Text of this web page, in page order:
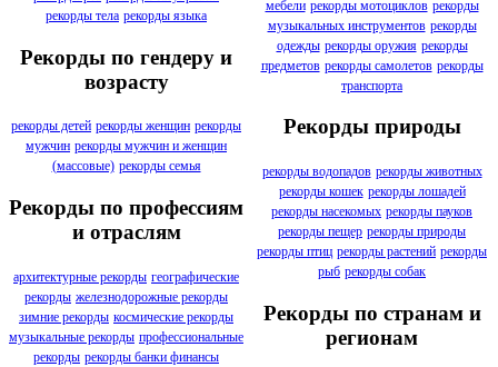
рекорды тела рекорды языка
Рекорды по гендеру и
возрасту
рекорды детей рекорды женщин рекорды
мужчин рекорды мужчин и женщин
(массовые) рекорды семья
Рекорды по профессиям
и отраслям
архитектурные рекорды географические
рекорды железнодорожные рекорды
зимние рекорды космические рекорды
музыкальные рекорды профессиональные
рекорды рекорды банки финансы
мебели рекорды мотоциклов рекорды
музыкальных инструментов рекорды
одежды рекорды оружия рекорды
предметов рекорды самолетов рекорды
транспорта
Рекорды природы
рекорды водопадов рекорды животных
рекорды кошек рекорды лошадей
рекорды насекомых рекорды пауков
рекорды пещер рекорды природы
рекорды птиц рекорды растений рекорды
рыб рекорды собак
Рекорды по странам и
регионам